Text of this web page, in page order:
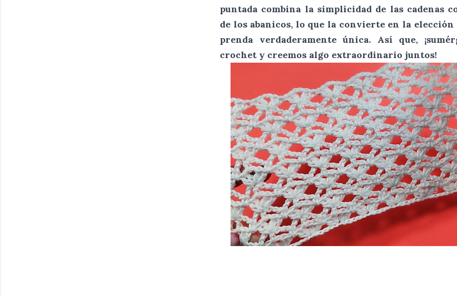
puntada combina la simplicidad de las cadenas
de los abanicos, lo que la convierte en la
prenda verdaderamente única. Así que,
crochet y creemos algo extraordinario juntos!